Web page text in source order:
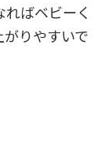
ばベビーく
りやすいで